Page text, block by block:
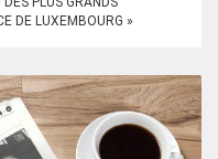
DE LUXEMBOURG »